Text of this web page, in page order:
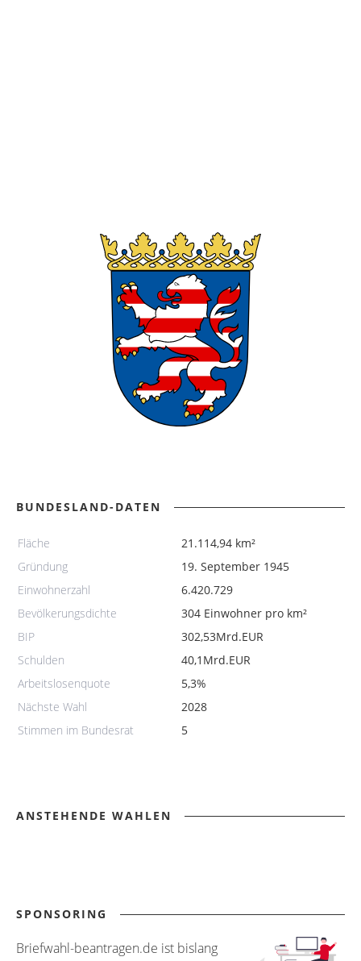
BUNDESLAND-DATEN
Fläche
21.114,94 km²
Gründung
19. September 1945
Einwohnerzahl
6.420.729
Bevölkerungsdichte
304 Einwohner pro km²
BIP
302,53Mrd.EUR
Schulden
40,1Mrd.EUR
Arbeitslosenquote
5,3%
Nächste Wahl
2028
Stimmen im Bundesrat
5
ANSTEHENDE WAHLEN
SPONSORING
Briefwahl-beantragen.de ist bislang